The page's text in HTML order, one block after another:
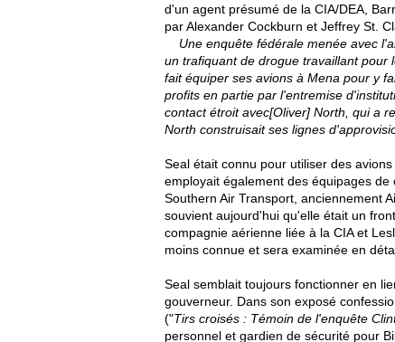
d'un agent présumé de la CIA/DEA,
par Alexander Cockburn et Jeffrey St.
Une enquête fédérale menée avec
un trafiquant de drogue travaillant pour
fait équiper ses avions à Mena pour y
profits en partie par l'entremise
contact étroit avec[Oliver] North, qui a
North construisait ses lignes
Seal était connu pour utiliser des
employait également des équipages
Southern Air Transport, anciennement
souvient aujourd'hui qu'elle était un
compagnie aérienne liée à la CIA et
moins connue et sera examinée en
Seal semblait toujours fonctionner en
gouverneur. Dans son exposé
("Tirs croisés : Témoin de l'enquête
personnel et gardien de sécurité pour